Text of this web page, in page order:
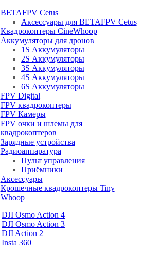
BETAFPV Cetus
Аксессуары для BETAFPV Cetus
Квадрокоптеры CineWhoop
Аккумуляторы для дронов
1S Аккумуляторы
2S Аккумуляторы
3S Аккумуляторы
4S Аккумуляторы
6S Аккумуляторы
FPV Digital
FPV квадрокоптеры
FPV Камеры
FPV очки и шлемы для
квадрокоптеров
Зарядные устройства
Радиоаппаратура
Пульт управления
Приёмники
Аксессуары
Крошечные квадрокоптеры Tiny
Whoop
DJI Osmo Action 4
DJI Osmo Action 3
DJI Action 2
Insta 360